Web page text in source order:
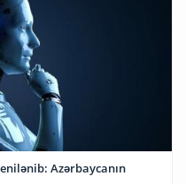
Azərbaycanın